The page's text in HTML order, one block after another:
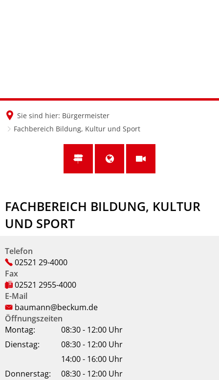
Sie sind hier: Bürgermeister
Fachbereich Bildung, Kultur und Sport
FACHBEREICH BILDUNG, KULTUR
UND SPORT
Telefon
02521 29-4000
Fax
02521 2955-4000
E-Mail
baumann@beckum.de
Öffnungszeiten
Montag:
08:30 - 12:00 Uhr
Dienstag:
08:30 - 12:00 Uhr
14:00 - 16:00 Uhr
Donnerstag:
08:30 - 12:00 Uhr